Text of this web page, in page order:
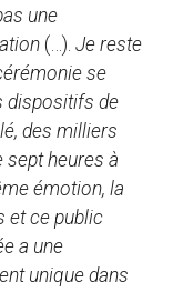
une
(…). Je reste
se
dispositifs de
des milliers
sept heures à
émotion, la
et ce public
a une
unique dans